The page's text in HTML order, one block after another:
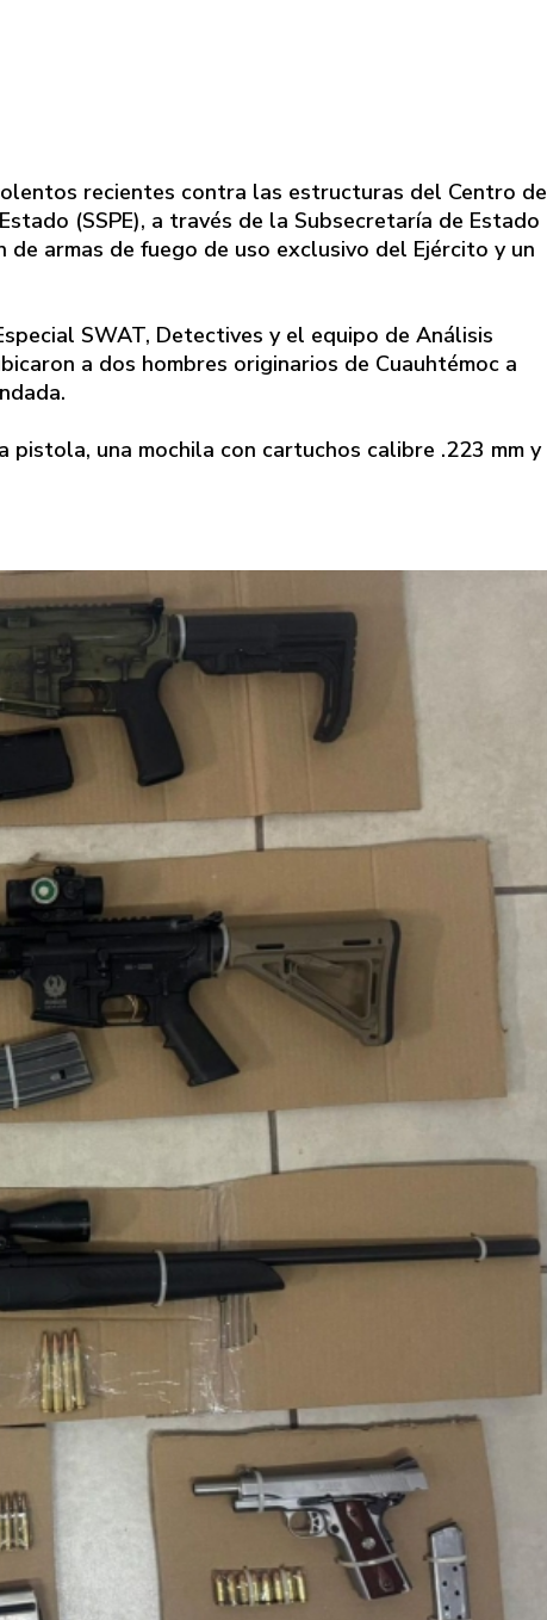
recientes contra las estructuras del Centro de
(SSPE), a través de la Subsecretaría de Estado
armas de fuego de uso exclusivo del Ejército y un
SWAT, Detectives y el equipo de Análisis
a dos hombres originarios de Cuauhtémoc a
una mochila con cartuchos calibre .223 mm y